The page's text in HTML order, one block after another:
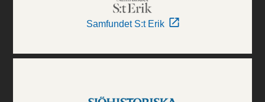
Samfundet S:t Erik